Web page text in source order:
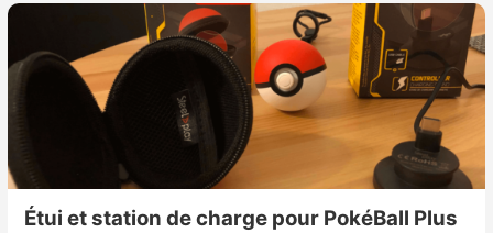
Étui et station de charge pour PokéBall Plus